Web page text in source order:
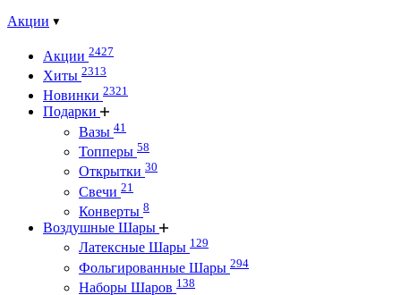
Акции
Акции 2427
Хиты 2313
Новинки 2321
Подарки
Вазы 41
Топперы 58
Открытки 30
Свечи 21
Конверты 8
Воздушные Шары
Латексные Шары 129
Фольгированные Шары 294
Наборы Шаров 138